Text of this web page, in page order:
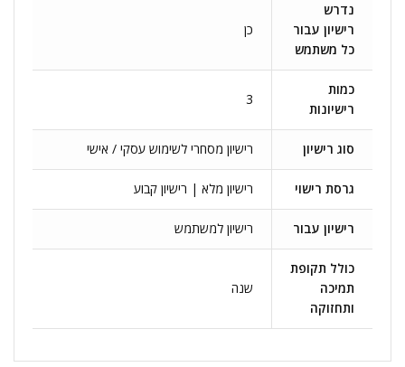
נדרש
רישיון עבור
כל משתמש
כן
כמות
רישיונות
3
סוג רישיון רישיון מסחרי לשימוש עסקי / אישי
גרסת רישוי רישיון מלא | רישיון קבוע
רישיון עבור רישיון למשתמש
כולל תקופת
תמיכה
ותחזוקה
שנה